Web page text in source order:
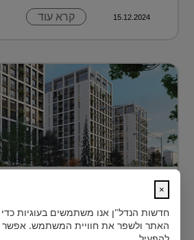
15.12.2024 קרא עוד
כשחושבים על השקעות נדל"ן מעבר
נמצאת בשנים האחרונות בראש הרשימה
×
חדשות הנדל"ן אנו משתמשים בעוגיות
האתר ולשפר את חוויית המשתמש. אפשר